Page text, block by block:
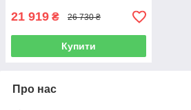
21 919 ₴ 26 730 ₴
Купити
Про нас